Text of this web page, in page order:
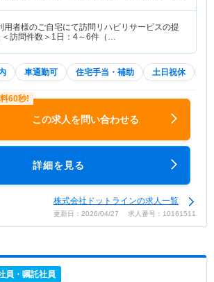
用者様のご自宅にて訪問リハビリサービスの提
＜訪問件数＞1日：4～6件（…
車通勤可 住宅手当・補助 土日祝休
この求人を問い合わせる
詳細を見る
株式会社ドットラインの求人一覧
更新日：2026/04/27 求人番号：10161511
員・嘱託社員